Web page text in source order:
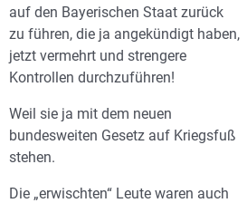
auf den Bayerischen Staat zurück
zu führen, die ja angekündigt haben,
jetzt vermehrt und strengere
Kontrollen durchzuführen!
Weil sie ja mit dem neuen
bundesweiten Gesetz auf Kriegsfuß
stehen.
Die „erwischten“ Leute waren auch